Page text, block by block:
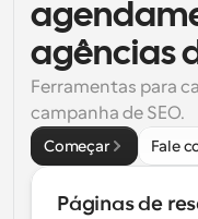
agências
Ferramentas para
campanha de SEO.
Começar Fale
Páginas de